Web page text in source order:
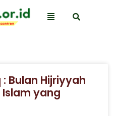
Bulan Hijriyyah
yang